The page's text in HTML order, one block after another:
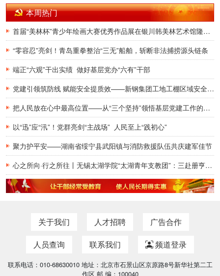
本周热门
首届“美林杯”青少年绘画大赛优秀作品展在银川韩美林艺术馆隆重开幕
“零容忍”亮剑！青岛重拳整治“三无”船舶，斩断非法捕捞源头链条
端正“六观”干出实绩 做好基层党办“六有”干部
党建引领筑防线 赋能安全提质效——新钢集团工地工棚区域安全管理创新实践研究
把人民放在心中最高位置——从“三个坚持”领悟基层党建工作的为民初心
以“迅”应“汛”！党群亮剑“主战场” 人民至上“践初心”
聚力护平安——湖南省绥宁县武阳镇与消防救援队伍共庆建军佳节
心之所向·行之所往丨无锡太湖学院“太湖青年支教团”：三赴册亨，十年之约再启盛夏
关于我们 人才招聘
广告合作
人员查询
联系我们 频道登录
联系电话：010-68630010 地址：北京市石景山区京原路8号新华社第二工
作区 邮 编：100040